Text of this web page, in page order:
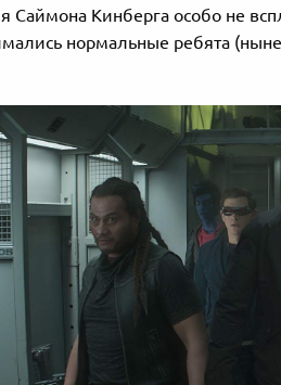
Саймона Кинберга особо не
нормальные ребята